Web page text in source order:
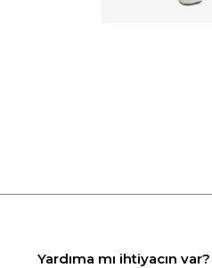
Yardıma mı ihtiyacın var?